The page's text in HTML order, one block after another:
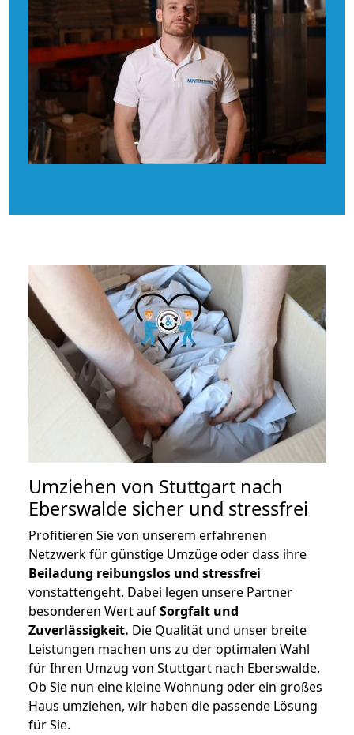
Umziehen von Stuttgart nach
Eberswalde sicher und stressfrei
Profitieren Sie von unserem erfahrenen
Netzwerk für günstige Umzüge oder dass ihre
Beiladung reibungslos und stressfrei
vonstattengeht. Dabei legen unsere Partner
besonderen Wert aufSorgfalt und
Zuverlässigkeit. Die Qualität und unser breite
Leistungen machen uns zu der optimalen Wahl
für Ihren Umzug von Stuttgart nach Eberswalde.
Ob Sie nun eine kleine Wohnung oder ein großes
Haus umziehen, wir haben die passende Lösung
für Sie.